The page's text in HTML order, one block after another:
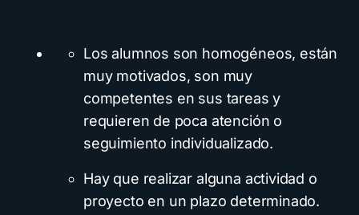
Los alumnos son homogéneos, están
muy motivados, son muy
competentes en sus tareas y
requieren de poca atención o
seguimiento individualizado.
Hay que realizar alguna actividad o
proyecto en un plazo determinado.